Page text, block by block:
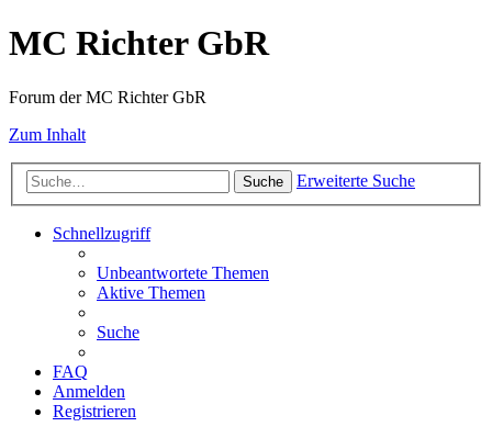
MC Richter GbR
Forum der MC Richter GbR
Zum Inhalt
Suche Erweiterte Suche
Schnellzugriff
Unbeantwortete Themen
Aktive Themen
Suche
FAQ
Anmelden
Registrieren